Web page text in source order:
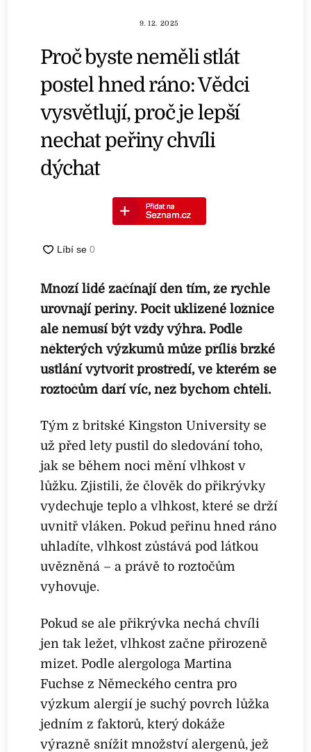
9. 12. 2025
Proč byste neměli stlát
postel hned ráno: Vědci
vysvětlují, proč je lepší
nechat peřiny chvíli
dýchat
Mnozí lidé začínají den tím, že rychle
urovnají peřiny. Pocit uklizené ložnice
ale nemusí být vždy výhra. Podle
některých výzkumů může příliš brzké
ustlání vytvořit prostředí, ve kterém se
roztočům daří víc, než bychom chtěli.
Tým z britské Kingston University se
už před lety pustil do sledování toho,
jak se během noci mění vlhkost v
lůžku. Zjistili, že člověk do přikrývky
vydechuje teplo a vlhkost, které se drží
uvnitř vláken. Pokud peřinu hned ráno
uhladíte, vlhkost zůstává pod látkou
uvězněná – a právě to roztočům
vyhovuje.
Pokud se ale přikrývka nechá chvíli
jen tak ležet, vlhkost začne přirozeně
mizet. Podle alergologa Martina
Fuchse z Německého centra pro
výzkum alergií je suchý povrch lůžka
jedním z faktorů, který dokáže
výrazně snížit množství alergenů, jež